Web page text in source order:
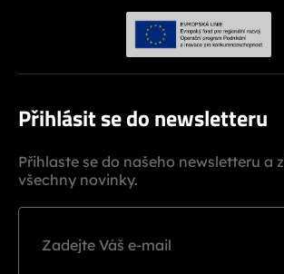
Přihlásit se do newsletteru
Přihlaste se do našeho newsletteru a
všechny novinky.